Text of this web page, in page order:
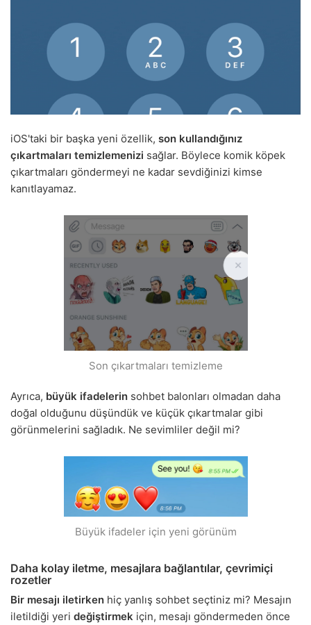
iOS'taki bir başka yeni özellik, son kullandığınız
çıkartmaları temizlemenizi sağlar. Böylece komik köpek
çıkartmaları göndermeyi ne kadar sevdiğinizi kimse
kanıtlayamaz.
Son çıkartmaları temizleme
Ayrıca, büyük ifadelerin sohbet balonları olmadan daha
doğal olduğunu düşündük ve küçük çıkartmalar gibi
görünmelerini sağladık. Ne sevimliler değil mi?
Büyük ifadeler için yeni görünüm
Daha kolay iletme, mesajlara bağlantılar, çevrimiçi
rozetler
Bir mesajı iletirken hiç yanlış sohbet seçtiniz mi? Mesajın
iletildiği yeri değiştirmek için, mesajı göndermeden önce